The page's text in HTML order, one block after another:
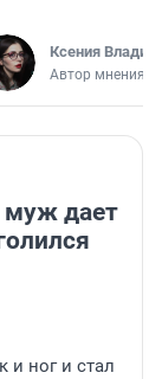
Ксения
Автор мнения
муж дает
и ног и стал